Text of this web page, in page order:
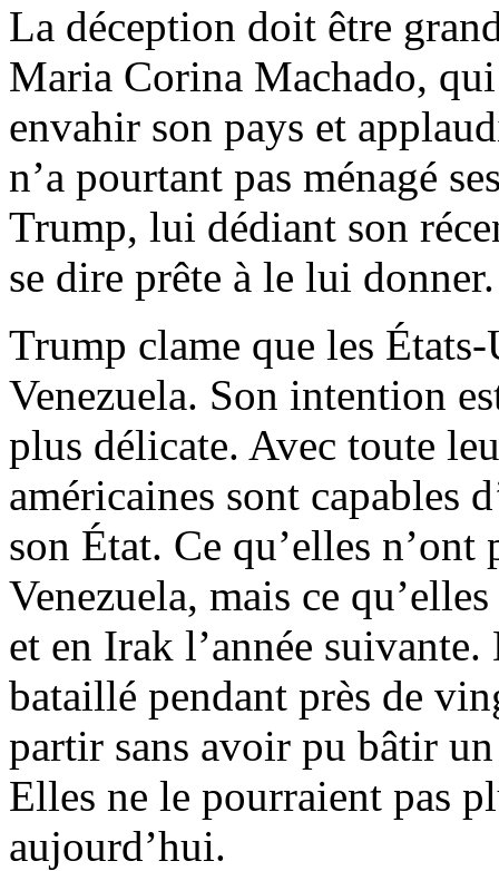
La déception doit être
Maria Corina Machado,
envahir son pays et
n’a pourtant pas ménagé
Trump, lui dédiant son
se dire prête à le lui donner.
Trump clame que les
Venezuela. Son intention
plus délicate. Avec toute
américaines sont capables
son État. Ce qu’elles
Venezuela, mais ce
et en Irak l’année
bataillé pendant près de
partir sans avoir pu bâtir
Elles ne le pourraient pas
aujourd’hui.